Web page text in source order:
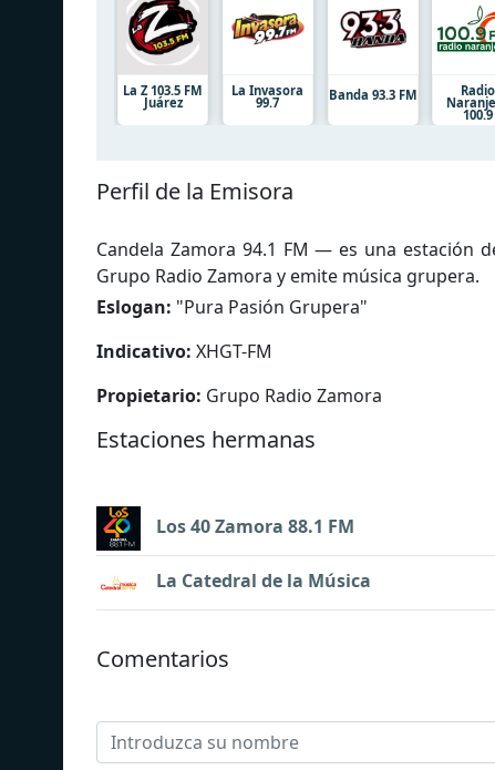
La Z 103.5 FM
Juárez
La Invasora
99.7 Banda 93.3 FM Radio
100.9
Perfil de la Emisora
Candela Zamora 94.1 FM — es una estación
Grupo Radio Zamora y emite música grupera.
Eslogan: "Pura Pasión Grupera"
Indicativo: XHGT-FM
Propietario: Grupo Radio Zamora
Estaciones hermanas
Los 40 Zamora 88.1 FM
La Catedral de la Música
Comentarios